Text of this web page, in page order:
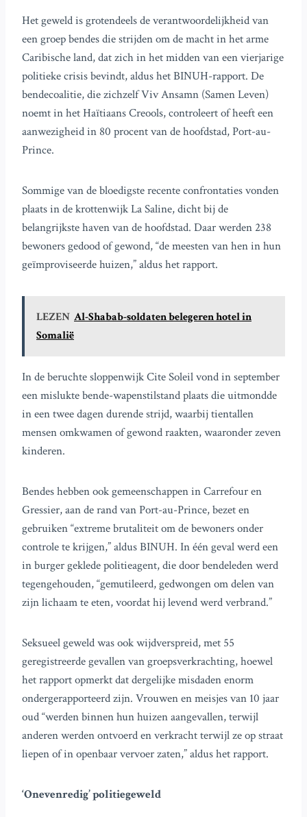
Het geweld is grotendeels de verantwoordelijkheid van
een groep bendes die strijden om de macht in het arme
Caribische land, dat zich in het midden van een vierjarige
politieke crisis bevindt, aldus het BINUH-rapport. De
bendecoalitie, die zichzelf Viv Ansamn (Samen Leven)
noemt in het Haïtiaans Creools, controleert of heeft een
aanwezigheid in 80 procent van de hoofdstad, Port-au-
Prince.
Sommige van de bloedigste recente confrontaties vonden
plaats in de krottenwijk La Saline, dicht bij de
belangrijkste haven van de hoofdstad. Daar werden 238
bewoners gedood of gewond, “de meesten van hen in hun
geïmproviseerde huizen,” aldus het rapport.
LEZEN Al-Shabab-soldaten belegeren hotel in
Somalië
In de beruchte sloppenwijk Cite Soleil vond in september
een mislukte bende-wapenstilstand plaats die uitmondde
in een twee dagen durende strijd, waarbij tientallen
mensen omkwamen of gewond raakten, waaronder zeven
kinderen.
Bendes hebben ook gemeenschappen in Carrefour en
Gressier, aan de rand van Port-au-Prince, bezet en
gebruiken “extreme brutaliteit om de bewoners onder
controle te krijgen,” aldus BINUH. In één geval werd een
in burger geklede politieagent, die door bendeleden werd
tegengehouden, “gemutileerd, gedwongen om delen van
zijn lichaam te eten, voordat hij levend werd verbrand.”
Seksueel geweld was ook wijdverspreid, met 55
geregistreerde gevallen van groepsverkrachting, hoewel
het rapport opmerkt dat dergelijke misdaden enorm
ondergerapporteerd zijn. Vrouwen en meisjes van 10 jaar
oud “werden binnen hun huizen aangevallen, terwijl
anderen werden ontvoerd en verkracht terwijl ze op straat
liepen of in openbaar vervoer zaten,” aldus het rapport.
‘Onevenredig’ politiegeweld